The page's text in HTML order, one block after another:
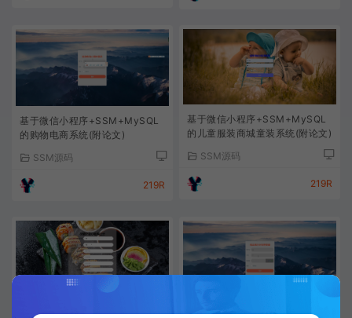
基于微信小程序+SSM+MySQL
的购物电商系统(附论文)
SSM源码
219R
基于微信小程序+SSM+MySQL
的儿童服装商城童装系统(附论文)
SSM源码
219R
基于微信小程序+SSM+MySQL